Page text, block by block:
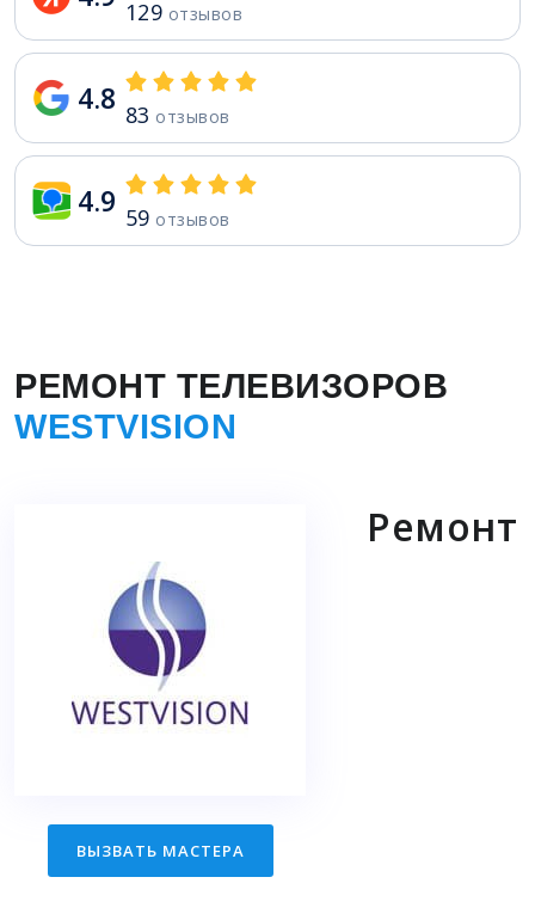
129 отзывов
4.8 83 отзывов
4.9 59 отзывов
РЕМОНТ ТЕЛЕВИЗОРОВ
WESTVISION
ВЫЗВАТЬ МАСТЕРА
Ремонт